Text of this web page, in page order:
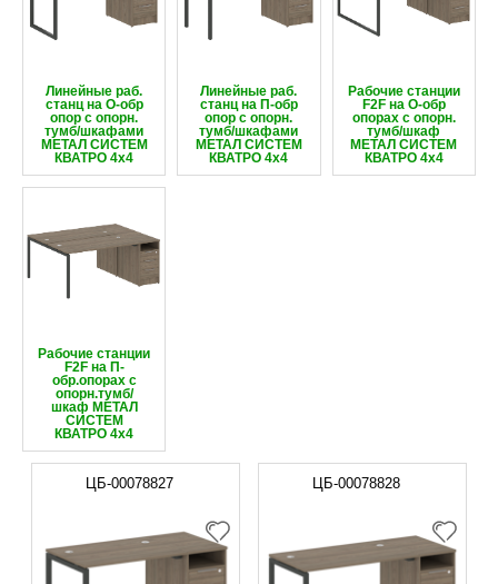
Линейные раб.
станц на О-обр
опор с опорн.
тумб/шкафами
МЕТАЛ СИСТЕМ
КВАТРО 4х4
Линейные раб.
станц на П-обр
опор с опорн.
тумб/шкафами
МЕТАЛ СИСТЕМ
КВАТРО 4х4
Рабочие станции
F2F на О-обр
опорах с опорн.
тумб/шкаф
МЕТАЛ СИСТЕМ
КВАТРО 4х4
Рабочие станции
F2F на П-
обр.опорах с
опорн.тумб/
шкаф МЕТАЛ
СИСТЕМ
КВАТРО 4х4
ЦБ-00078827 ЦБ-00078828